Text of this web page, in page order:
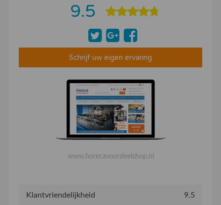
9.5
Schrijf uw eigen ervaring
www.horecavoordeelshop.nl
Klantvriendelijkheid 9.5